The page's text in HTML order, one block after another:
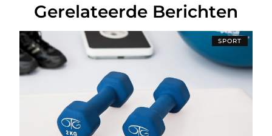
Gerelateerde Berichten
SPORT